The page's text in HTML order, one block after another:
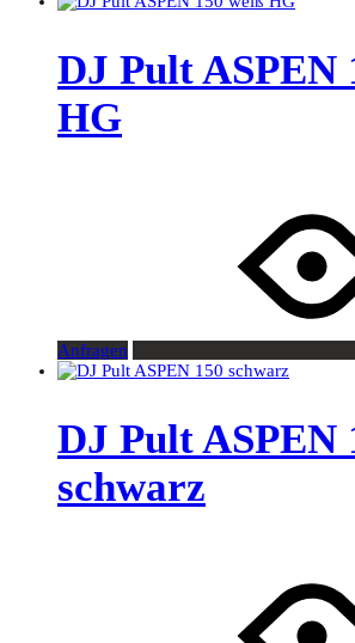
DJ Pult ASPEN
HG
Anfragen
DJ Pult ASPEN
schwarz